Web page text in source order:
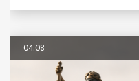
04.08